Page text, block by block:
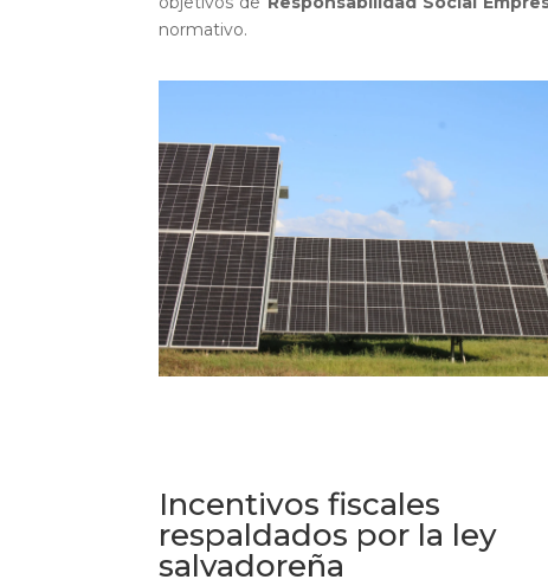
normativo.
Incentivos fiscales
respaldados por la ley
salvadoreña